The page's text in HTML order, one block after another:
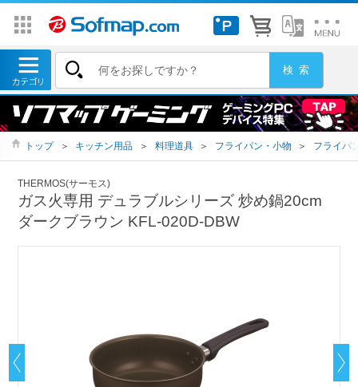
トップ ＞ キッチン用品 ＞ 料理道具 ＞ フライパン・小物 ＞ フライパ
THERMOS(サーモス)
ガス火専用 デュラブルシリーズ 炒め鍋20cm
ダークブラウン KFL-020D-DBW